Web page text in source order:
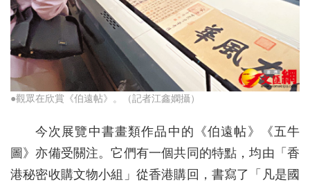
●觀眾在欣賞《伯遠帖》。（記者江鑫嫻攝）
今次展覽中書畫類作品中的《伯遠帖》《五牛
圖》亦備受關注。它們有一個共同的特點，均由「香
港秘密收購文物小組」從香港購回，書寫了「凡是國